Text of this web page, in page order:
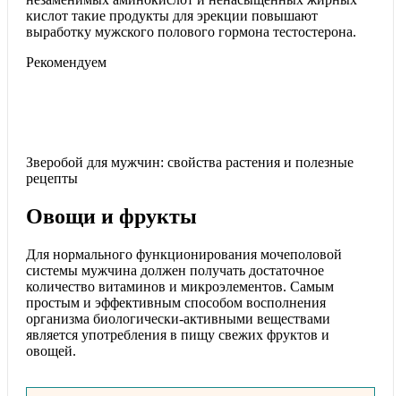
кислот такие продукты для эрекции повышают
выработку мужского полового гормона тестостерона.
Рекомендуем
Зверобой для мужчин: свойства растения и полезные
рецепты
Овощи и фрукты
Для нормального функционирования мочеполовой
системы мужчина должен получать достаточное
количество витаминов и микроэлементов. Самым
простым и эффективным способом восполнения
организма биологически-активными веществами
является употребления в пищу свежих фруктов и
овощей.